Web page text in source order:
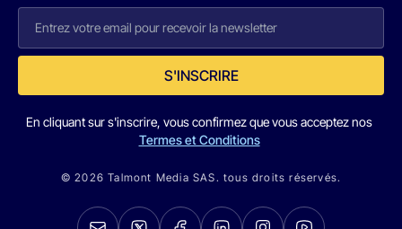
S'INSCRIRE
En cliquant sur s'inscrire, vous confirmez que vous acceptez nos
Termes et Conditions
© 2026 Talmont Media SAS. tous droits réservés.